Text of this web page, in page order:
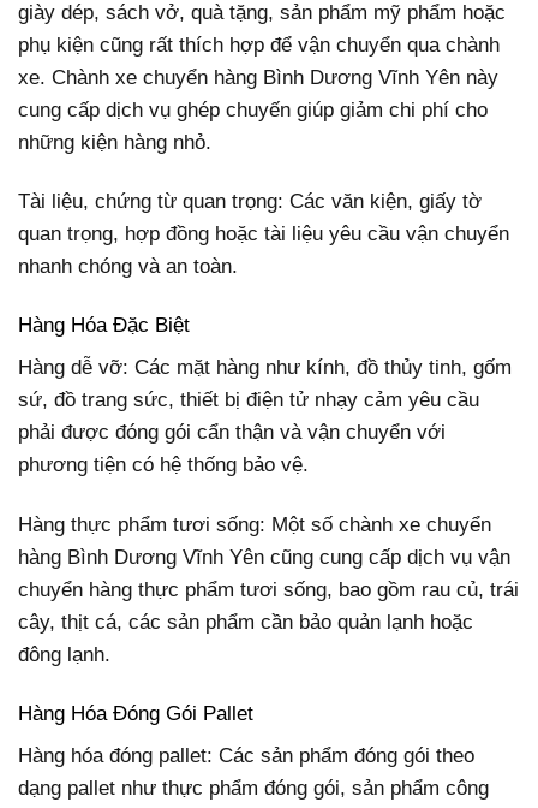
giày dép, sách vở, quà tặng, sản phẩm mỹ phẩm hoặc
phụ kiện cũng rất thích hợp để vận chuyển qua chành
xe. Chành xe chuyển hàng Bình Dương Vĩnh Yên này
cung cấp dịch vụ ghép chuyến giúp giảm chi phí cho
những kiện hàng nhỏ.
Tài liệu, chứng từ quan trọng: Các văn kiện, giấy tờ
quan trọng, hợp đồng hoặc tài liệu yêu cầu vận chuyển
nhanh chóng và an toàn.
Hàng Hóa Đặc Biệt
Hàng dễ vỡ: Các mặt hàng như kính, đồ thủy tinh, gốm
sứ, đồ trang sức, thiết bị điện tử nhạy cảm yêu cầu
phải được đóng gói cẩn thận và vận chuyển với
phương tiện có hệ thống bảo vệ.
Hàng thực phẩm tươi sống: Một số chành xe chuyển
hàng Bình Dương Vĩnh Yên cũng cung cấp dịch vụ vận
chuyển hàng thực phẩm tươi sống, bao gồm rau củ, trái
cây, thịt cá, các sản phẩm cần bảo quản lạnh hoặc
đông lạnh.
Hàng Hóa Đóng Gói Pallet
Hàng hóa đóng pallet: Các sản phẩm đóng gói theo
dạng pallet như thực phẩm đóng gói, sản phẩm công